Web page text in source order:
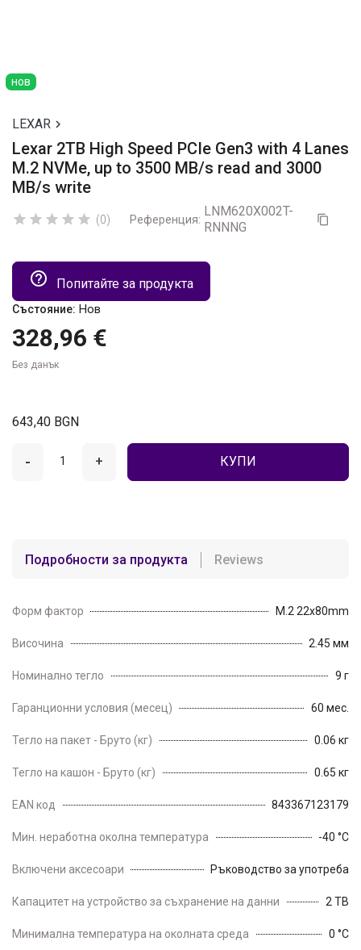
нов
LEXAR 
Lexar 2TB High Speed PCIe Gen3 with 4 Lanes
M.2 NVMe, up to 3500 MB/s read and 3000
MB/s write
     (0) Референция:
LNM620X002T-
RNNNG

help_outline Попитайте за продукта
Състояние: Нов
328,96 €
Без данък
643,40 BGN
- + КУПИ
Подробности за продукта Reviews
Форм фактор M.2 22x80mm
Височина 2.45 мм
Номинално тегло 9 г
Гаранционни условия (месец) 60 мес.
Тегло на пакет - Бруто (кг) 0.06 кг
Тегло на кашон - Бруто (кг) 0.65 кг
EAN код 843367123179
Мин. неработна околна температура -40 °C
Включени аксесоари Ръководство за употреба
Капацитет на устройство за съхранение на данни 2 TB
Минимална температура на околната среда 0 °C